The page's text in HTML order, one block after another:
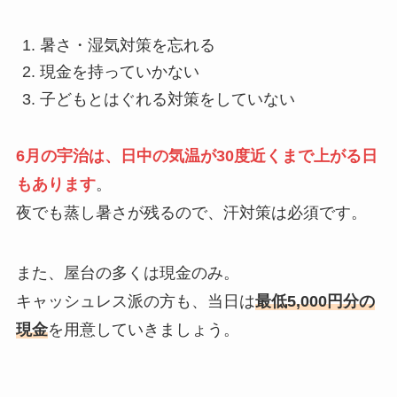
暑さ・湿気対策を忘れる
現金を持っていかない
子どもとはぐれる対策をしていない
6月の宇治は、日中の気温が30度近くまで上がる日
もあります。
夜でも蒸し暑さが残るので、汗対策は必須です。
また、屋台の多くは現金のみ。
キャッシュレス派の方も、当日は最低5,000円分の
現金を用意していきましょう。